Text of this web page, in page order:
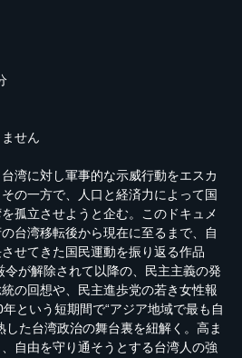
せん
湾に対し軍事的な示威行動をエスカ
の一方で、人口と経済力によって国
孤立させようと企む。このドキュメ
台湾移転後から現在に至るまで、自
せてきた国民運動を振り返る作品
が解除されて以降の、民主主義の発
の回想や、民主進歩党の若き女性報
という短期間で“アジア地域で最も自
した台湾政治の舞台裏を紐解く。高ま
自由を守り通そうとする台湾人の強